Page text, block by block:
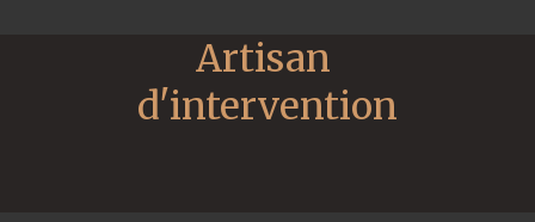
Artisan
d'intervention